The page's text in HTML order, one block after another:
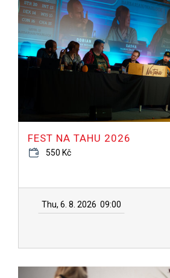
FEST NA TAHU 2026
550 Kč
Thu, 6. 8. 2026 09:00